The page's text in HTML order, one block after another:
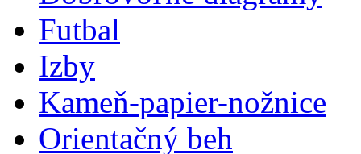
Futbal
Izby
Kameň-papier-nožnice
Orientačný beh